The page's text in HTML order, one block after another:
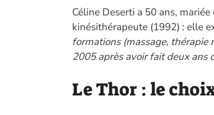
Céline Deserti a 50 ans,
kinésithérapeute (1992) : elle
formations (massage, thérapie
2005 après avoir fait deux ans
Le Thor : le